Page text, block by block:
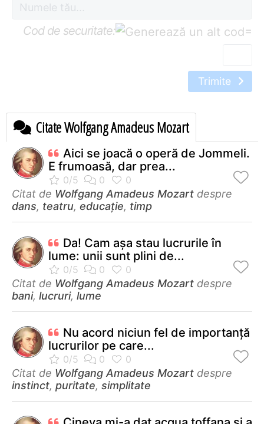
Cod de securitate: =
Trimite
Citate Wolfgang Amadeus Mozart
Aici se joacă o operă de Jommeli.
E frumoasă, dar prea...
Citat de Wolfgang Amadeus Mozart despre
dans, teatru, educație, timp
Da! Cam aşa stau lucrurile în
lume: unii sunt plini de...
Citat de Wolfgang Amadeus Mozart despre
bani, lucruri, lume
Nu acord niciun fel de importanţă
lucrurilor pe care...
Citat de Wolfgang Amadeus Mozart despre
instinct, puritate, simplitate